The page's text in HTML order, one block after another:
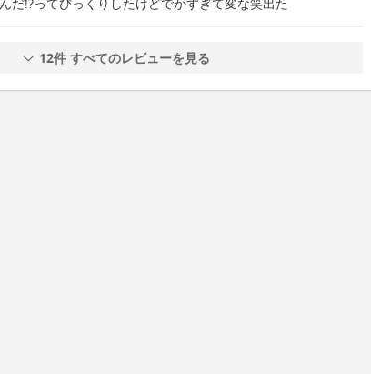
12件 すべてのレビューを見る